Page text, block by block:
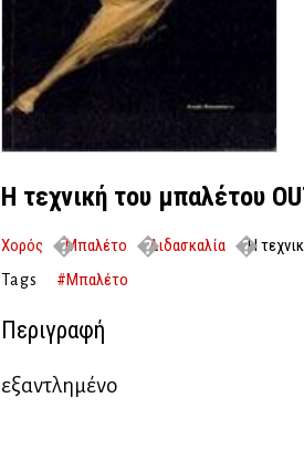
Η τεχνική του μπαλέτου
Χορός Μπαλέτο Διδασκαλία Η
Tags #Μπαλέτο
Περιγραφή
εξαντλημένο